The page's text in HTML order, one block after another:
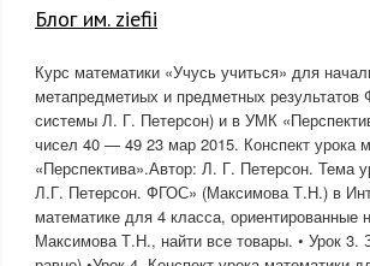
Блог им. ziefii
Курс математики «Учусь учиться» для
метапредметиых и предметных
системы Л. Г. Петерсон) и в УМК
чисел 40 — 49 23 мар 2015. Конспект
«Перспектива».Автор: Л. Г. Петерсон. Тема
Л.Г. Петерсон. ФГОС» (Максимова Т.Н.) в
математике для 4 класса,
Максимова Т.Н., найти все товары. • Урок